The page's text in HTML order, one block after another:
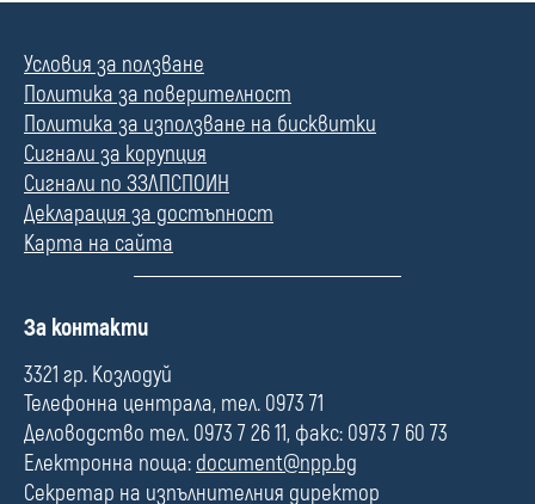
Условия за ползване
Политика за поверителност
Политика за използване на бисквитки
Сигнали за корупция
Сигнали по ЗЗЛПСПОИН
Декларация за достъпност
Карта на сайта
П
л
е
За контакти
3321 гр. Козлодуй
Телефонна централа, тел. 0973 71
Деловодство тел. 0973 7 26 11, факс: 0973 7 60 73
Електронна поща: document@npp.bg
Секретар на изпълнителния директор